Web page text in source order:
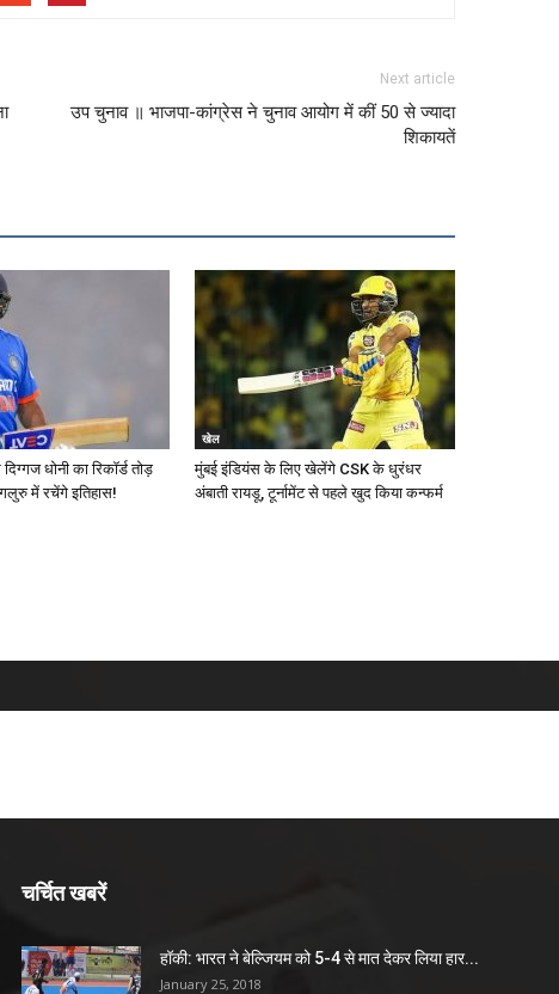
Next article
उप चुनाव ॥ भाजपा-कांग्रेस ने चुनाव आयोग में कीं 50 से ज्यादा
शिकायतें
धोनी का रिकॉर्ड तोड़
में रचेंगे इतिहास!
खेल
मुंबई इंडियंस के लिए खेलेंगे CSK के धुरंधर
अंबाती रायडू, टूर्नामेंट से पहले खुद किया कन्फर्म
चर्चित खबरें
हॉकी: भारत ने बेल्जियम को 5-4 से मात देकर लिया हार...
January 25, 2018